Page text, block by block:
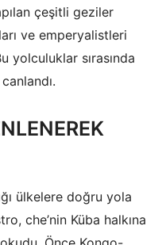
çeşitli geziler
ve emperyalistleri
yolculuklar sırasında
ülkelere doğru yola
che’nin Küba halkına